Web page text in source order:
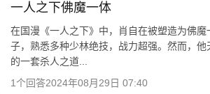
一人之下佛魔一体
在国漫《一人之下》中，肖自在被塑造为佛
子，熟悉多种少林绝技，战力超强。然而，
的一套杀人之道...
1个回答2024年08月29日 07:40